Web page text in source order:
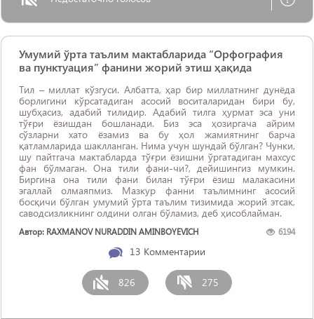
Умумий ўрта таълим мактабларида “Орфография
ва пунктуация” фанини жорий этиш ҳақида
Тил – миллат кўзгуси. Aлбатта, ҳар бир миллатнинг дунёда
борлигини кўрсатадиган асосий воситаларидан бири бу,
шубҳасиз, адабий тилидир. Aдабий тилга ҳурмат эса уни
тўғри ёзишдан бошланади. Биз эса ҳозиргача айрим
сўзларни хато ёзамиз ва бу ҳол жамиятнинг барча
қатламларида шаклланган. Нима учун шундай бўлган? Чунки,
шу пайтгача мактабларда тўғри ёзишни ўргатадиган махсус
фан бўлмаган. Она тили фани-чи?, дейишингиз мумкин.
Биргина она тили фани билан тўғри ёзиш малакасини
эгаллай олмаяпмиз. Мазкур фанни таълимнинг асосий
босқичи бўлган умумий ўрта таълим тизимида жорий этсак,
саводсизликнинг олдини олган бўламиз, деб ҳисоблайман.
Автор: RAXMANOV NURADDIN AMINBOYEVICH 6194
13 Комментарии
826 275